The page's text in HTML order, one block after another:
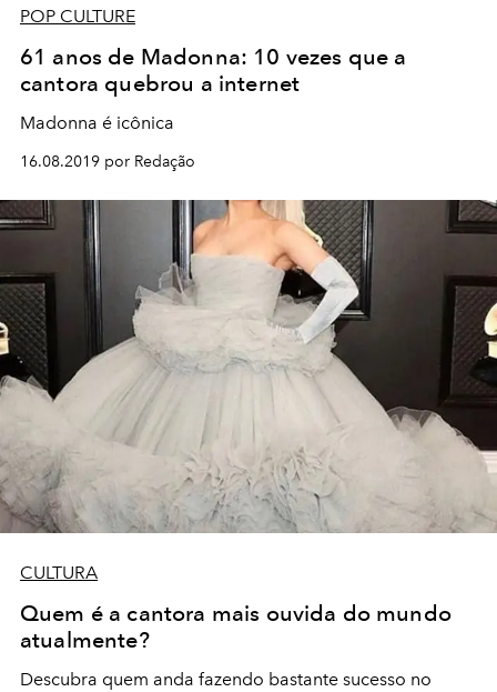
POP CULTURE
61 anos de Madonna: 10 vezes que a
cantora quebrou a internet
Madonna é icônica
16.08.2019 por Redação
CULTURA
Quem é a cantora mais ouvida do mundo
atualmente?
Descubra quem anda fazendo bastante sucesso no